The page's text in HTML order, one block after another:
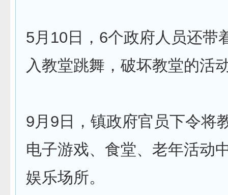
5月10日，6个政府人员还带
入教堂跳舞，破坏教堂的活
9月9日，镇政府官员下令将
电子游戏、食堂、老年活动
娱乐场所。